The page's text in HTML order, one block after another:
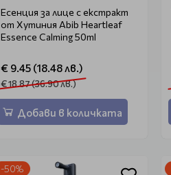
Есенция за лице с екстракт
от Хутиния Abib Heartleaf
Essence Calming 50ml
€ 9.45 (18.48 лв.)
€ 18.87 (36.90 лв.)
Добави в количката
-50%